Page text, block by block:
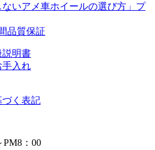
いアメ車ホイールの選び方」プ
品質保証
説明書
手入れ
づく表記
PM8：00